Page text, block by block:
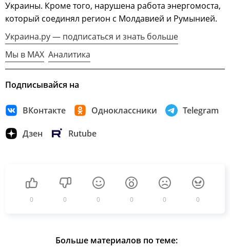
Украины. Кроме того, нарушена работа энергомоста,
который соединял регион с Молдавией и Румынией.
Украина.ру — подписаться и знать больше
Мы в MAX Аналитика
Подписывайся на
ВКонтакте Одноклассники Telegram
Дзен Rutube
0 0 0 0 0 0
Больше материалов по теме: